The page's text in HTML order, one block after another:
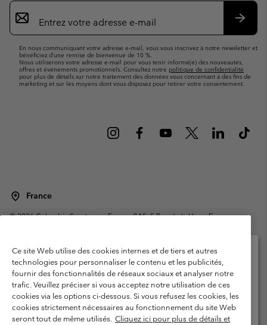
Inscription
par
e-
En nous communiquant votre adresse e-mail, vous vous inscrivez à notre newsletter et
bénéficiez d’une remise de bienvenue de 10 %.
Nous utiliserons votre adresse e-mail pour vous tenir informé(e) des nouveautés,
offres et événements promotionnels. Consultez notre politique de confidentialité
pour plus de détails sur notre traitement des données vous concernant à des fins de
marketing et sur les moyens dont vous disposez pour retirer votre consentement.
France
©2026Columbia Sportswear Europe SAS. 5 Rue de la Haye, Espace
Garanties Légales
Politique de confidentialité
Conditions d'utilisation - Membres
Conditions D'utilisation - Contenu généré par l'utilisateur
Impressum
Cookies
Public CBCR
Ce site Web utilise des cookies internes et de tiers et autres
technologies pour personnaliser le contenu et les publicités,
fournir des fonctionnalités de réseaux sociaux et analyser notre
trafic. Veuillez préciser si vous acceptez notre utilisation de ces
cookies via les options ci-dessous. Si vous refusez les cookies, les
cookies strictement nécessaires au fonctionnement du site Web
seront tout de même utilisés. Cliquez ici pour plus de détails et
Veuillez sélectionner votre pays d’expédition et
votre langue
Achats en ligne disponibles